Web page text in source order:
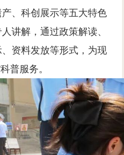
、科创展示等五大特色
讲解，通过政策解读、
资料发放等形式，为现
普服务。